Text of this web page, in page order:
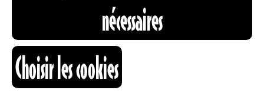
CARTOGRAPHIE
RECHERCHE
DES PORTES
nécessaires
Choisir les cookies